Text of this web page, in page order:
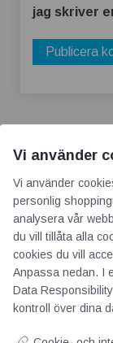
jag skriver
AOTI
Om oss
Priser
Kontakt
Vi använder
Vi använder
personlig
analysera vår
du vill tillåta alla
cookies du vill
Anpassa nedan. I
Data
kontroll över dina